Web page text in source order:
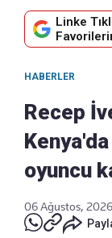
Linke
HABERLER
Recep
oyuncu
06 Ağustos,